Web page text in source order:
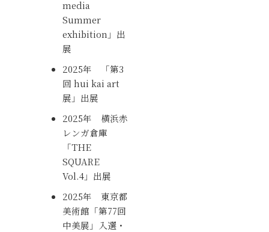
media
Summer
exhibition」出
展
2025年 「第3
回 hui kai art
展」出展
2025年 横浜赤
レンガ倉庫
「THE
SQUARE
Vol.4」出展
2025年 東京都
美術館「第77回
中美展」入選・